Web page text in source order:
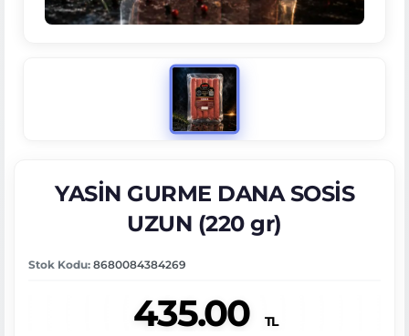
YASİN GURME DANA SOSİS
UZUN (220 gr)
Stok Kodu: 8680084384269
435.00 TL